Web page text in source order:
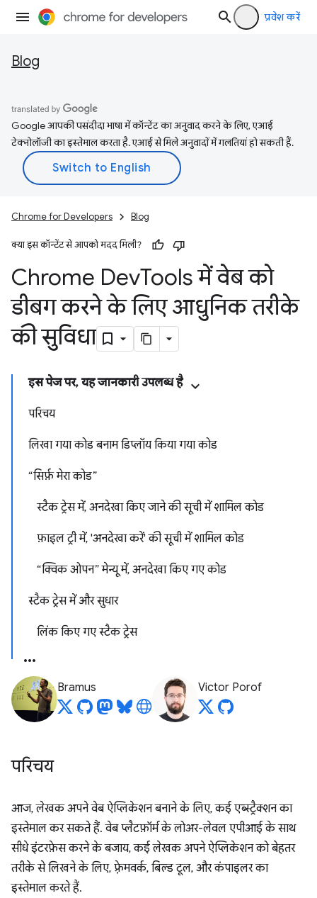
प्रवेश करें
Blog
Google आपकी पसंदीदा भाषा में कॉन्टेंट का अनुवाद करने के लिए, एआई
टेक्नोलॉजी का इस्तेमाल करता है. एआई से मिले अनुवादों में गलतियां हो सकती हैं.
Chrome for Developers Blog
क्या इस कॉन्टेंट से आपको मदद मिली?
Chrome DevTools में वेब को
डीबग करने के लिए आधुनिक तरीके
की सुविधा
इस पेज पर, यह जानकारी उपलब्ध है
परिचय
लिखा गया कोड बनाम डिप्लॉय किया गया कोड
“सिर्फ़ मेरा कोड”
स्टैक ट्रेस में, अनदेखा किए जाने की सूची में शामिल कोड
फ़ाइल ट्री में, 'अनदेखा करें' की सूची में शामिल कोड
“क्विक ओपन” मेन्यू में, अनदेखा किए गए कोड
स्टैक ट्रेस में और सुधार
लिंक किए गए स्टैक ट्रेस
Bramus Victor Porof
परिचय
आज, लेखक अपने वेब ऐप्लिकेशन बनाने के लिए, कई एब्स्ट्रैक्शन का
इस्तेमाल कर सकते हैं. वेब प्लैटफ़ॉर्म के लोअर-लेवल एपीआई के साथ
सीधे इंटरफ़ेस करने के बजाय, कई लेखक अपने ऐप्लिकेशन को बेहतर
तरीके से लिखने के लिए, फ़्रेमवर्क, बिल्ड टूल, और कंपाइलर का
इस्तेमाल करते हैं.